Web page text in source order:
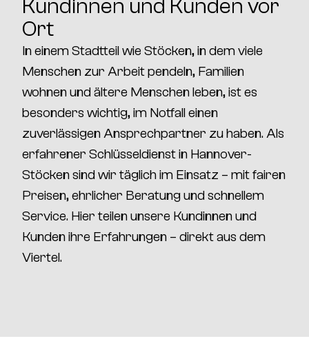
Kundinnen und Kunden vor
Ort
In einem Stadtteil wie Stöcken, in dem viele
Menschen zur Arbeit pendeln, Familien
wohnen und ältere Menschen leben, ist es
besonders wichtig, im Notfall einen
zuverlässigen Ansprechpartner zu haben. Als
erfahrener Schlüsseldienst in Hannover-
Stöckensind wir täglich im Einsatz – mit fairen
Preisen, ehrlicher Beratung und schnellem
Service. Hier teilen unsere Kundinnen und
Kunden ihre Erfahrungen – direkt aus dem
Viertel.